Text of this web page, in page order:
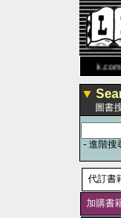
www.leaderbook.com.tw
▼
圖書
- 進階搜
代訂書
加購書